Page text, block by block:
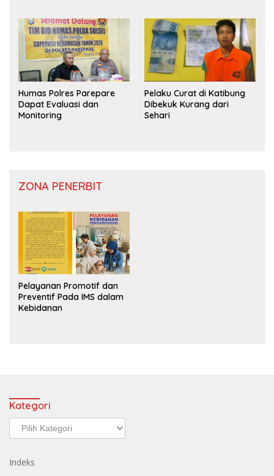
Humas Polres Parepare
Dapat Evaluasi dan
Monitoring
Pelaku Curat di Katibung
Dibekuk Kurang dari
Sehari
ZONA PENERBIT
Pelayanan Promotif dan
Preventif Pada IMS dalam
Kebidanan
Kategori
Kategori
Indeks